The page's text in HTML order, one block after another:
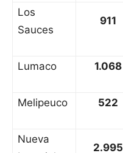
Los
Sauces
911
Lumaco 1.068
Melipeuco 522
Nueva
2.995